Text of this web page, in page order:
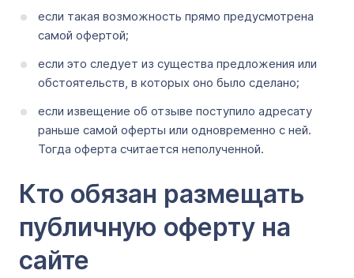
если такая возможность прямо предусмотрена
самой офертой;
если это следует из существа предложения или
обстоятельств, в которых оно было сделано;
если извещение об отзыве поступило адресату
раньше самой оферты или одновременно с ней.
Тогда оферта считается неполученной.
Кто обязан размещать
публичную оферту на
сайте